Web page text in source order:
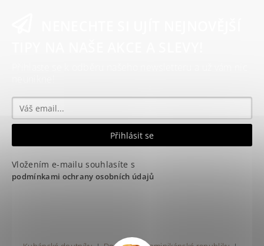
Vložením e-mailu souhlasíte s
podmínkami ochrany osobních údajů